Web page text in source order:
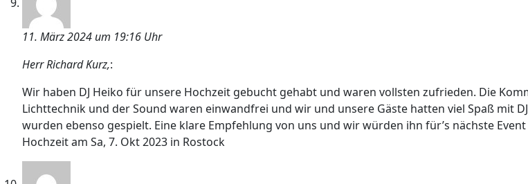
11. März 2024 um 19:16 Uhr
Herr Richard Kurz,:
Wir haben DJ Heiko für unsere Hochzeit gebucht gehabt und waren vollsten zufrieden. Die
Lichttechnik und der Sound waren einwandfrei und wir und unsere Gäste hatten viel Spaß mit
wurden ebenso gespielt. Eine klare Empfehlung von uns und wir würden ihn für’s nächste
Hochzeit am Sa, 7. Okt 2023 in Rostock